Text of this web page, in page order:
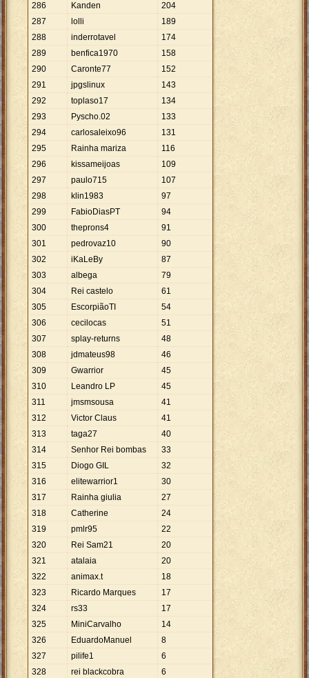
286
Kanden
204
287
lolli
189
288
inderrotavel
174
289
benfica1970
158
290
Caronte77
152
291
jpgslinux
143
292
toplaso17
134
293
Pyscho.02
133
294
carlosaleixo96
131
295
Rainha mariza
116
296
kissameijoas
109
297
paulo715
107
298
klin1983
97
299
FabioDiasPT
94
300
theprons4
91
301
pedrovaz10
90
302
iKaLeBy
87
303
albega
79
304
Rei castelo
61
305
EscorpiãoTI
54
306
cecilocas
51
307
splay-returns
48
308
jdmateus98
46
309
Gwarrior
45
310
Leandro LP
45
311
jmsmsousa
41
312
Victor Claus
41
313
taga27
40
314
Senhor Rei bombas
33
315
Diogo GIL
32
316
elitewarrior1
30
317
Rainha giulia
27
318
Catherine
24
319
pmlr95
22
320
Rei Sam21
20
321
atalaia
20
322
animax.t
18
323
Ricardo Marques
17
324
rs33
17
325
MiniCarvalho
14
326
EduardoManuel
8
327
pilife1
6
328
rei blackcobra
6